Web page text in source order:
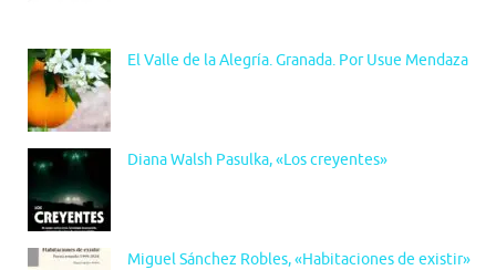
El Valle de la Alegría. Granada. Por Usue Mendaza
Diana Walsh Pasulka, «Los creyentes»
Miguel Sánchez Robles, «Habitaciones de existir»